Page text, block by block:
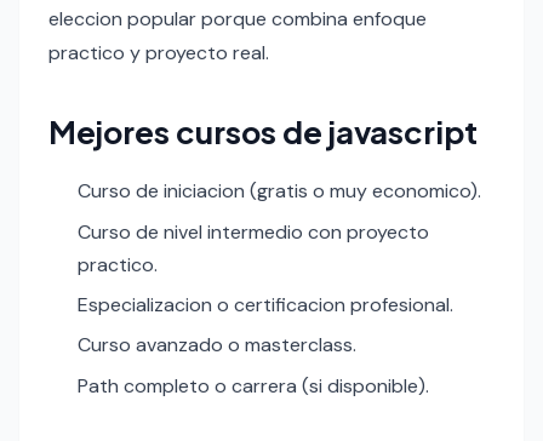
eleccion popular porque combina enfoque
practico y proyecto real.
Mejores cursos de javascript
Curso de iniciacion (gratis o muy economico).
Curso de nivel intermedio con proyecto
practico.
Especializacion o certificacion profesional.
Curso avanzado o masterclass.
Path completo o carrera (si disponible).